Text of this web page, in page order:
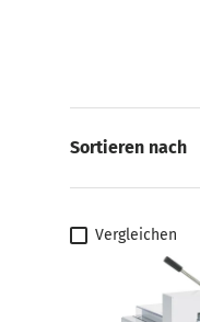
Sortieren nach
Vergleichen